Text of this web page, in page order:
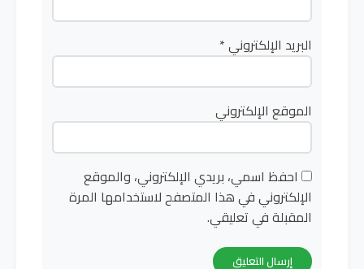
البريد الإلكتروني*
الموقع الإلكتروني
احفظ اسمي، بريدي الإلكتروني، والموقع
الإلكتروني في هذا المتصفح لاستخدامها المرة
المقبلة في تعليقي.